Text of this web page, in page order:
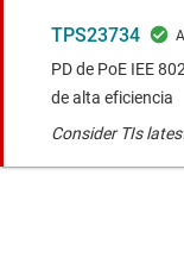
TPS23734
PD de PoE IEE
de alta eficiencia
Consider TIs